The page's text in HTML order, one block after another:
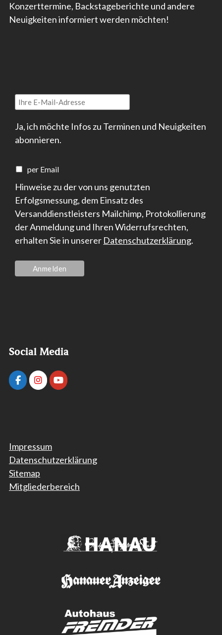
Konzerttermine, Backstageberichte und andere
Neuigkeiten informiert werden möchten!
Ja, ich möchte Infos zu Terminen und Neuigkeiten
abonnieren.
per Email
Hinweise zu der von uns genutzten
Erfolgsmessung, dem Einsatz des
Versanddienstleisters Mailchimp, Protokollierung
der Anmeldung und Ihren Widerrufsrechten,
erhalten Sie in unserer Datenschutzerklärung.
Social Media
Impressum
Datenschutzerklärung
Sitemap
Mitgliederbereich